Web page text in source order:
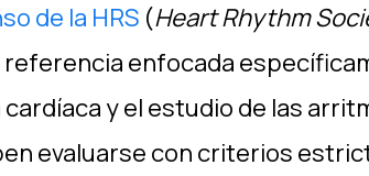
de la HRS (Heart Rhythm
enfocada
y el estudio de las
evaluarse con criterios